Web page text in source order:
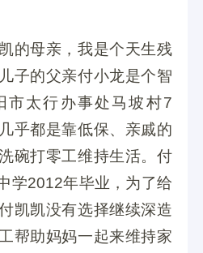
的母亲，我是个天生残
子的父亲付小龙是个智
市太行办事处马坡村7
乎都是靠低保、亲戚的
碗打零工维持生活。付
学2012年毕业，为了给
凯凯没有选择继续深造
帮助妈妈一起来维持家